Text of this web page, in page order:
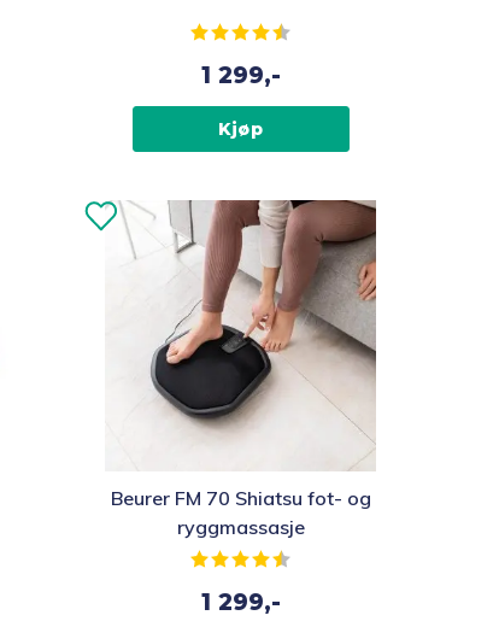
Karakter:
1 299,-
Kjøp
Beurer FM 70 Shiatsu fot- og
ryggmassasje
Karakter:
1 299,-